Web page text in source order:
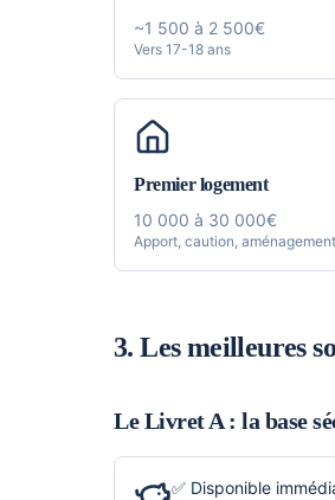
~1 500 à 2 500€
Vers 17-18 ans
Premier logement
10 000 à 30 000€
Apport, caution, aménagement
3. Les meilleures
Le Livret A : la base
✅ Disponible